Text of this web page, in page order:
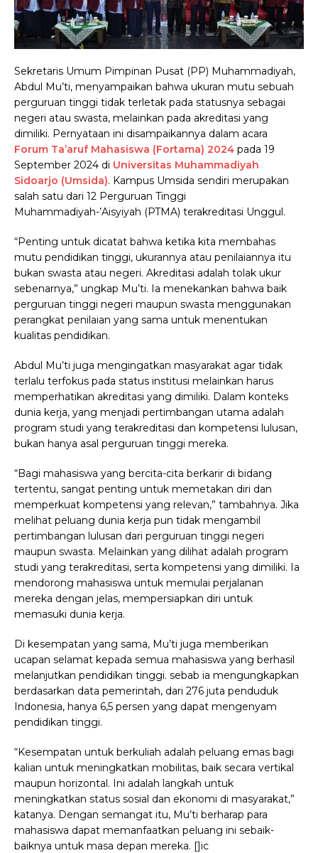
Sekretaris Umum Pimpinan Pusat (PP) Muhammadiyah,
Abdul Mu’ti, menyampaikan bahwa ukuran mutu sebuah
perguruan tinggi tidak terletak pada statusnya sebagai
negeri atau swasta, melainkan pada akreditasi yang
dimiliki. Pernyataan ini disampaikannya dalam acara
Forum Ta’aruf Mahasiswa (Fortama) 2024 pada 19
September 2024 di Universitas Muhammadiyah
Sidoarjo (Umsida). Kampus Umsida sendiri merupakan
salah satu dari 12 Perguruan Tinggi
Muhammadiyah-’Aisyiyah (PTMA) terakreditasi Unggul.
“Penting untuk dicatat bahwa ketika kita membahas
mutu pendidikan tinggi, ukurannya atau penilaiannya itu
bukan swasta atau negeri. Akreditasi adalah tolak ukur
sebenarnya,” ungkap Mu’ti. Ia menekankan bahwa baik
perguruan tinggi negeri maupun swasta menggunakan
perangkat penilaian yang sama untuk menentukan
kualitas pendidikan.
Abdul Mu’ti juga mengingatkan masyarakat agar tidak
terlalu terfokus pada status institusi melainkan harus
memperhatikan akreditasi yang dimiliki. Dalam konteks
dunia kerja, yang menjadi pertimbangan utama adalah
program studi yang terakreditasi dan kompetensi lulusan,
bukan hanya asal perguruan tinggi mereka.
“Bagi mahasiswa yang bercita-cita berkarir di bidang
tertentu, sangat penting untuk memetakan diri dan
memperkuat kompetensi yang relevan,” tambahnya. Jika
melihat peluang dunia kerja pun tidak mengambil
pertimbangan lulusan dari perguruan tinggi negeri
maupun swasta. Melainkan yang dilihat adalah program
studi yang terakreditasi, serta kompetensi yang dimiliki. Ia
mendorong mahasiswa untuk memulai perjalanan
mereka dengan jelas, mempersiapkan diri untuk
memasuki dunia kerja.
Di kesempatan yang sama, Mu’ti juga memberikan
ucapan selamat kepada semua mahasiswa yang berhasil
melanjutkan pendidikan tinggi. sebab ia mengungkapkan
berdasarkan data pemerintah, dari 276 juta penduduk
Indonesia, hanya 6,5 persen yang dapat mengenyam
pendidikan tinggi.
“Kesempatan untuk berkuliah adalah peluang emas bagi
kalian untuk meningkatkan mobilitas, baik secara vertikal
maupun horizontal. Ini adalah langkah untuk
meningkatkan status sosial dan ekonomi di masyarakat,”
katanya. Dengan semangat itu, Mu’ti berharap para
mahasiswa dapat memanfaatkan peluang ini sebaik-
baiknya untuk masa depan mereka. []ic